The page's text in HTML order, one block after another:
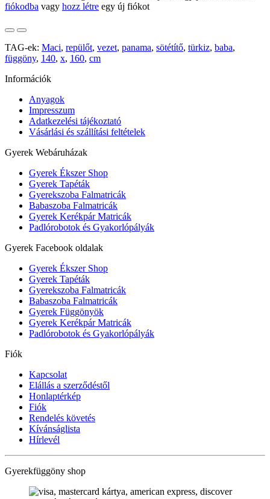
fiókodba vagy hozz létre egy új fiókot
TAG-ek: Maci, repülőt, vezet, panama, sötétítő, türkiz, baba,
függöny, 140, x, 160, cm
Információk
Anyagok
Impresszum
Adatkezelési tájékoztató
Vásárlási és szállítási feltételek
Gyerek Webáruházak
Gyerek Ékszer Shop
Gyerek Tapéták
Gyerekszoba Falmatricák
Babaszoba Falmatricák
Gyerek Kerékpár Matricák
Padlórobotok és Gyakorlópályák
Gyerek Facebook oldalak
Gyerek Ékszer Shop
Gyerek Tapéták
Gyerekszoba Falmatricák
Babaszoba Falmatricák
Gyerek Függönyök
Gyerek Kerékpár Matricák
Padlórobotok és Gyakorlópályák
Fiók
Kapcsolat
Elállás a szerződéstől
Honlaptérkép
Fiók
Rendelés követés
Kívánságlista
Hírlevél
Gyerekfüggöny shop